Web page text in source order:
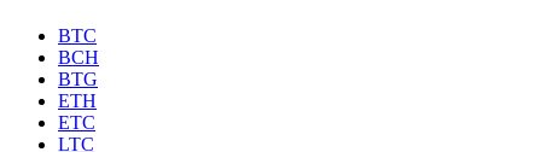
BTC
BCH
BTG
ETH
ETC
LTC